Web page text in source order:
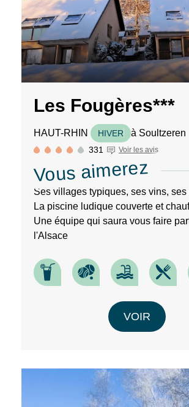
Les Fougères***
HAUT-RHIN HIVER à Soultzeren
331 Voir les avis
Vous aimerez
Ses villages typiques, ses vins,
La piscine ludique couverte et
Une équipe qui saura vous faire
l'Alsace
VOIR